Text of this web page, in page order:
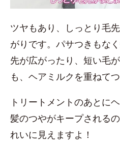
ツヤもあり、しっとり毛
がりです。パサつきもな
先が広がったり、短い毛
も、ヘアミルクを重ねて
トリートメントのあとに
髪のつやがキープされる
れいに見えますよ！